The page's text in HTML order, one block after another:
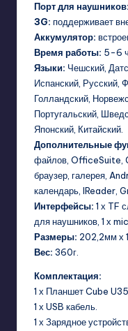
Порт для наушников:
3G: поддерживает
Аккумулятор:
Время работы: 5-6
Языки: Чешский,
Испанский, Русский,
Голландский,
Португальский,
Японский, Китайский.
Дополнительные
файлов, OfficeSuite,
браузер, галерея,
календарь, IReader,
Интерфейсы: 1 х TF
для наушников, 1 х
Размеры: 202,2мм х
Вес: 360г.
Комплектация:
1 х Планшет Cube
1 х USB кабель.
1 х Зарядное